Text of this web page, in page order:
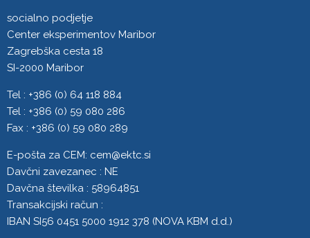
socialno podjetje
Center eksperimentov Maribor
Zagrebška cesta 18
SI-2000 Maribor
Tel : +386 (0) 64 118 884
Tel : +386 (0) 59 080 286
Fax : +386 (0) 59 080 289
E-pošta za CEM: cem@ektc.si
Davčni zavezanec : NE
Davčna številka : 58964851
Transakcijski račun :
IBAN SI56 0451 5000 1912 378 (NOVA KBM d.d.)